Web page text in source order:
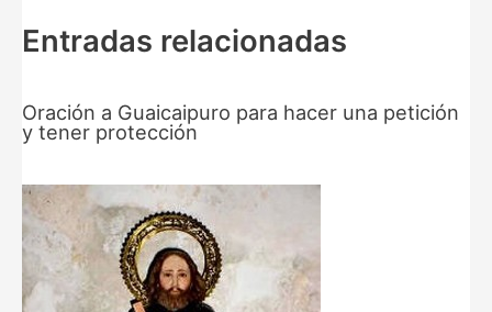
Entradas relacionadas
Oración a Guaicaipuro para hacer una petición
y tener protección